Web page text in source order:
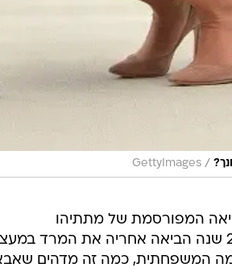
/
GettyImages
המפורסמת של מתתיהו
המכבי לפני כ 2000 שנה הביאה אחריה את
המשפחתית, כמה זה מדהים שאבא